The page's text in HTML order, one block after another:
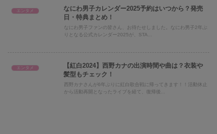
エンタメ
なにわ男子カレンダー2025予約はいつから？発売
日・特典まとめ！
なにわ男子ファンの皆さん、お待たせしました。なにわ男子2年ぶ
りとなる公式カレンダー2025が、STA...
エンタメ
【紅白2024】西野カナの出演時間や曲は？衣装や
髪型もチェック！
西野カナさんが6年ぶりに紅白歌合戦に帰ってきます！！活動休止
から活動再開となったライブを経て、復帰後...